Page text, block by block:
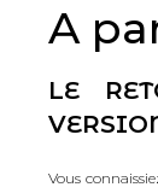
A
LE
Vous